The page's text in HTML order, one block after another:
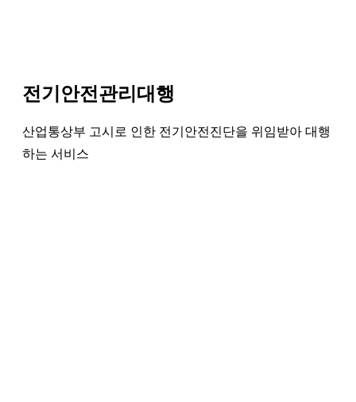
전기안전관리대행
산업통상부 고시로 인한 전기안전진단을 위임받아 대행
하는 서비스